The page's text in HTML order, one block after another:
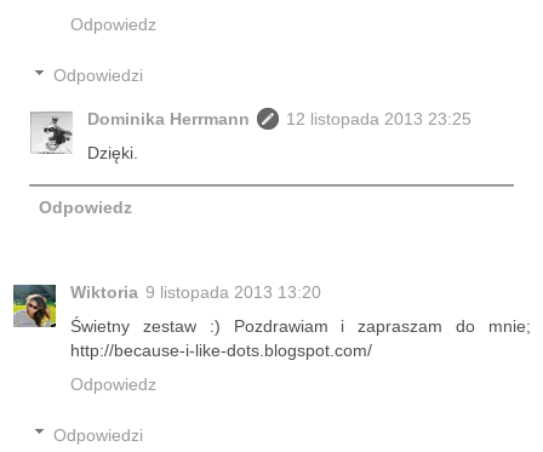
Odpowiedz
Odpowiedzi
Dominika Herrmann
12 listopada 2013 23:25
Dzięki.
Odpowiedz
Wiktoria 9 listopada 2013 13:20
Świetny zestaw :) Pozdrawiam i zapraszam do mnie;
http://because-i-like-dots.blogspot.com/
Odpowiedz
Odpowiedzi